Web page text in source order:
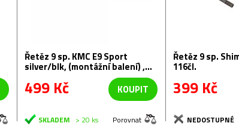
Řetěz 9 sp. KMC E9 Sport
silver/blk, (montážní balení) ,
499 Kč KOUPIT
SKLADEM > 20 ks Porovnat
Řetěz 9 sp. Shimano CN-HG53,
116čl.
399 Kč
NEDOSTUPNÉ